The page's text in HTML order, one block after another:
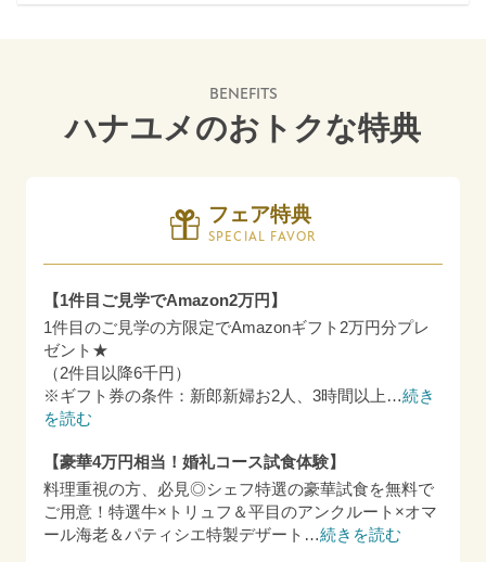
BENEFITS
ハナユメのおトクな特典
フェア特典
SPECIAL FAVOR
【1件目ご見学でAmazon2万円】
1件目のご見学の方限定でAmazonギフト2万円分プレ
ゼント★
（2件目以降6千円）
※ギフト券の条件：新郎新婦お2人、3時間以上…続き
を読む
【豪華4万円相当！婚礼コース試食体験】
料理重視の方、必見◎シェフ特選の豪華試食を無料で
ご用意！特選牛×トリュフ＆平目のアンクルート×オマ
ール海老＆パティシエ特製デザート …続きを読む